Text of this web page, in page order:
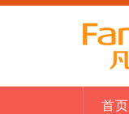
首页